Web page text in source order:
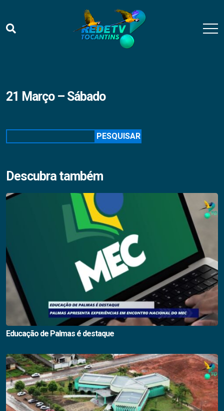
21 Março – Sábado
PESQUISAR
Descubra também
Educação de Palmas é destaque